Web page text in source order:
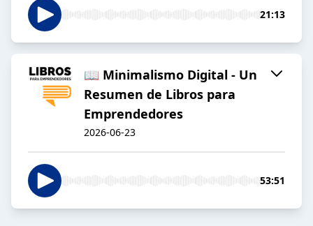
21:13
📖 Minimalismo Digital - Un
Resumen de Libros para
Emprendedores
2026-06-23
53:51